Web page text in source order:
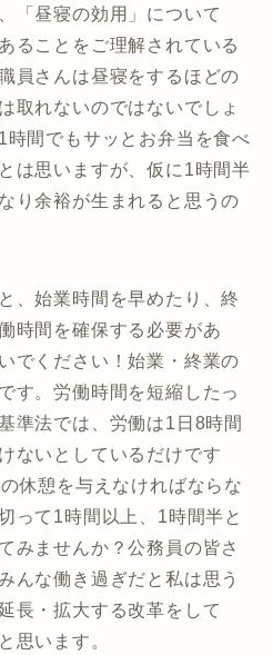
「昼寝の効用」について
ることをご理解されている
員さんは昼寝をするほどの
取れないのではないでしょ
時間でもサッとお弁当を食べ
は思いますが、仮に1時間半
り余裕が生まれると思うの
、始業時間を早めたり、終
時間を確保する必要があ
でください！始業・終業の
す。労働時間を短縮したっ
準法では、労働は1日8時間
ないとしているだけです
休憩を与えなければならな
って1時間以上、1時間半と
みませんか？公務員の皆さ
んな働き過ぎだと私は思う
長・拡大する改革をして
思います。